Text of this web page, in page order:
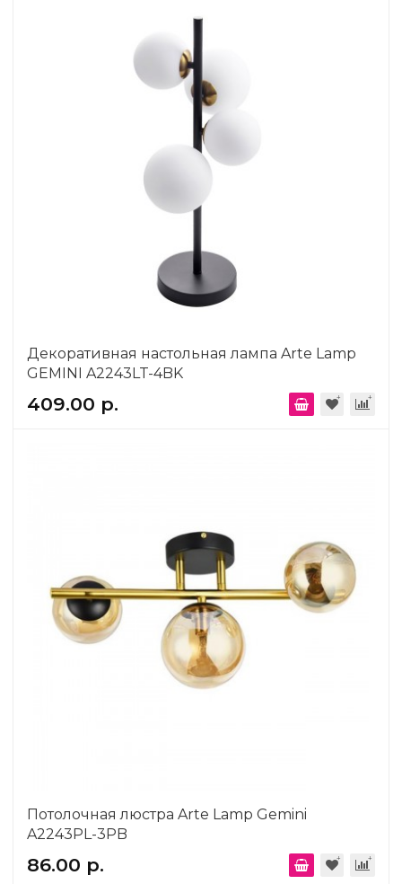
Декоративная настольная лампа Arte Lamp
GEMINI A2243LT-4BK
409.00 р.
Потолочная люстра Arte Lamp Gemini
A2243PL-3PB
86.00 р.